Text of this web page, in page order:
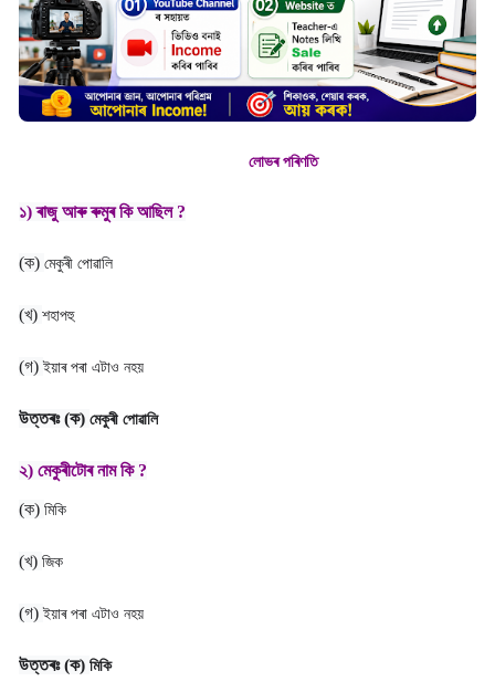
লোভৰ পৰিণতি
১) ৰাজু আৰু ৰুমুৰ কি আছিল ?
(ক) মেকুৰী পোৱালি
(খ) শহাপহু
(গ)ইয়াৰ পৰা এটাও নহয়
উত্তৰঃ(ক) মেকুৰী পোৱালি
২) মেকুৰীটোৰ নাম কি ?
(ক) মিকি
(খ) জিক
(গ)ইয়াৰ পৰা এটাও নহয়
উত্তৰঃ(ক) মিকি